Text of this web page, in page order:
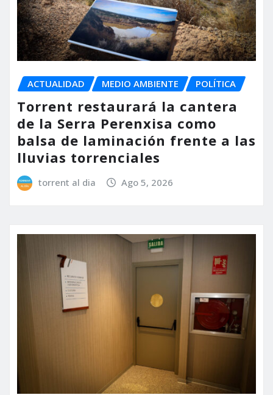
ACTUALIDAD MEDIO AMBIENTE POLÍTICA
Torrent restaurará la cantera
de la Serra Perenxisa como
balsa de laminación frente a las
lluvias torrenciales
torrent al dia Ago 5, 2026